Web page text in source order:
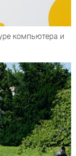
компьютера и